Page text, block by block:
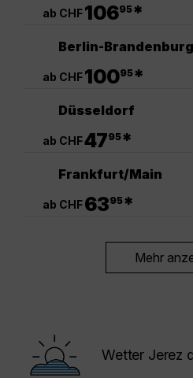
ab CHF10695*
Berlin-Brandenburg
ab CHF10095*
Düsseldorf
ab CHF4795*
Frankfurt/Main
ab CHF6395*
Mehr
Wetter Jerez